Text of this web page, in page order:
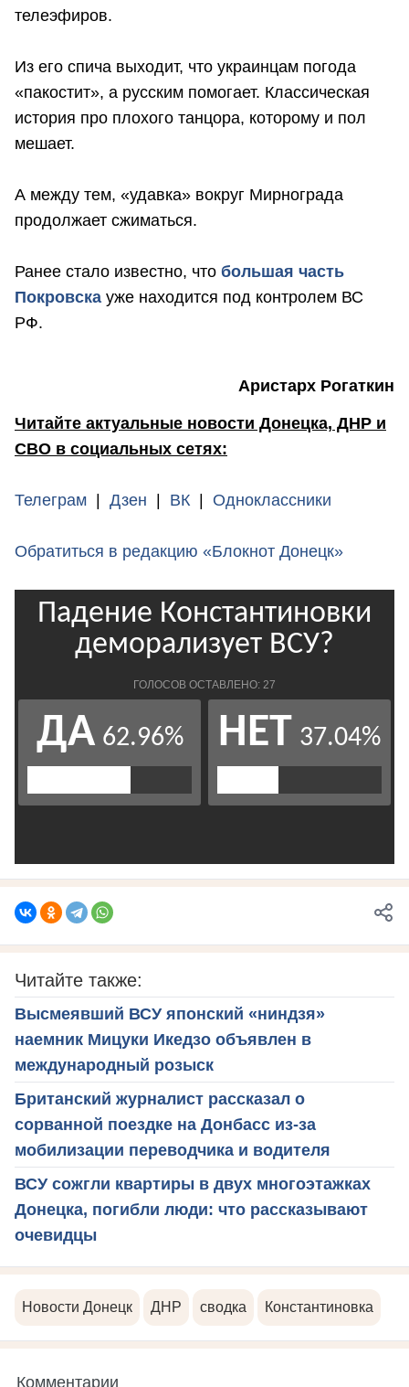
телеэфиров.
Из его спича выходит, что украинцам погода
«пакостит», а русским помогает. Классическая
история про плохого танцора, которому и пол
мешает.
А между тем, «удавка» вокруг Мирнограда
продолжает сжиматься.
Ранее стало известно, что большая часть
Покровска уже находится под контролем ВС
РФ.
Аристарх Рогаткин
Читайте актуальные новости Донецка, ДНР и
СВО в социальных сетях:
Телеграм Дзен ВК Одноклассники
Обратиться в редакцию «Блокнот Донецк»
Читайте также:
Высмеявший ВСУ японский «ниндзя»
наемник Мицуки Икедзо объявлен в
международный розыск
Британский журналист рассказал о
сорванной поездке на Донбасс из-за
мобилизации переводчика и водителя
ВСУ сожгли квартиры в двух многоэтажках
Донецка, погибли люди: что рассказывают
очевидцы
Новости Донецк ДНР сводка Константиновка
Комментарии